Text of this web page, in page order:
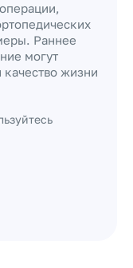
Раннее
могут
качество жизни